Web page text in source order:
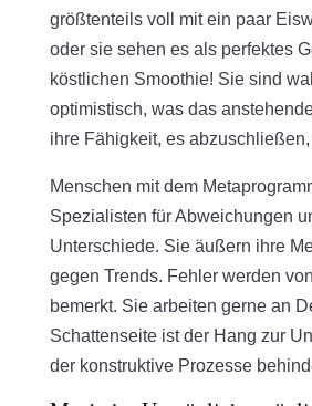
größtenteils voll mit ein paar
oder sie sehen es als perfektes
köstlichen Smoothie! Sie sind
optimistisch, was das
ihre Fähigkeit, es abzuschließen,
Menschen mit dem
Spezialisten für Abweichungen
Unterschiede. Sie äußern ihre
gegen Trends. Fehler werden
bemerkt. Sie arbeiten gerne an
Schattenseite ist der Hang zur
der konstruktive Prozesse